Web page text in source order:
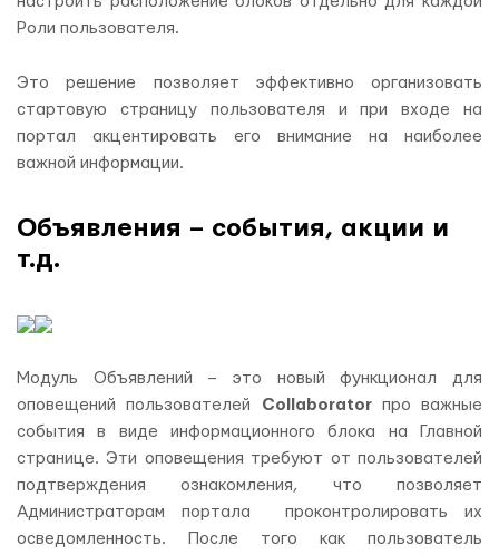
Роли пользователя.
Это решение позволяет эффективно организовать
стартовую страницу пользователя и при входе на
портал акцентировать его внимание на наиболее
важной информации.
Объявления – события, акции и
т.д.
Модуль Объявлений – это новый функционал для
оповещений пользователей Collaboratorпро важные
события в виде информационного блока на Главной
странице. Эти оповещения требуют от пользователей
подтверждения ознакомления, что позволяет
Администраторам портала проконтролировать их
осведомленность. После того как пользователь